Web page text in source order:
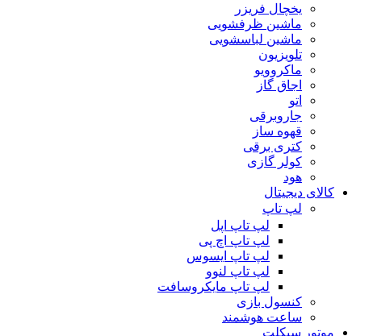
یخچال فریزر
ماشین ظرفشویی
ماشین لباسشویی
تلویزیون
ماکروویو
اجاق گاز
اتو
جاروبرقی
قهوه ساز
کتری برقی
کولر گازی
هود
کالای دیجیتال
لپ تاپ
لپ تاپ اپل
لپ تاپ اچ پی
لپ تاپ ایسوس
لپ تاپ لنوو
لپ تاپ مایکروسافت
کنسول بازی
ساعت هوشمند
موتور سیکلت